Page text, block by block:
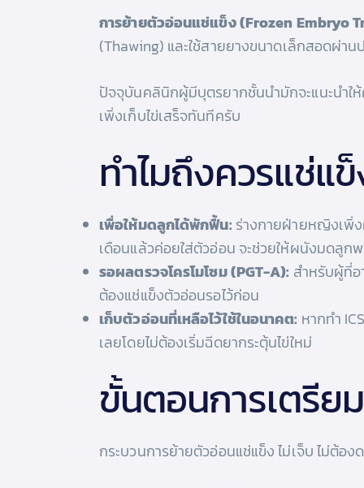
การย้ายตัวอ่อนแช่แข็ง (Frozen Embryo
(Thawing) และใช้สายยางขนาดเล็กสอดผ่
ปัจจุบันคลินิกผู้มีบุตรยากชั้นนำมักจะแนะนำใ
เพิ่งเก็บไข่เสร็จทันทีครับ
ทำไมถึงควรแช่แ
เพื่อให้มดลูกได้พักฟื้น: ร่างกายฝ่ายหญิงเพิ่ง
เดือนแล้วค่อยใส่ตัวอ่อน จะช่วยให้ผนังมดลูก
รอผลตรวจโครโมโซม (PGT-A): สำหรับผู้ที่อ
ต้องแช่แข็งตัวอ่อนรอไว้ก่อน
เก็บตัวอ่อนที่เหลือไว้ใช้ในอนาคต: หากทำ
เลยโดยไม่ต้องเริ่มฉีดยากระตุ้นไข่ใหม่
ขั้นตอนการเตรีย
กระบวนการย้ายตัวอ่อนแช่แข็ง ไม่เจ็บ ไม่ต้อ